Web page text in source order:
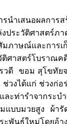
นำเสนอผลการ
ประวัติศาสตร์ภ
มภาษณ์และกา
ศาสตร์โบราณ
วดี ขอม สุโขทัย
ช่วงได้แก่ ช่วง
ละท่ารำจากระ
แบบมวยสูง ผ้า
ะพันธ์ใหม่โดยอ้